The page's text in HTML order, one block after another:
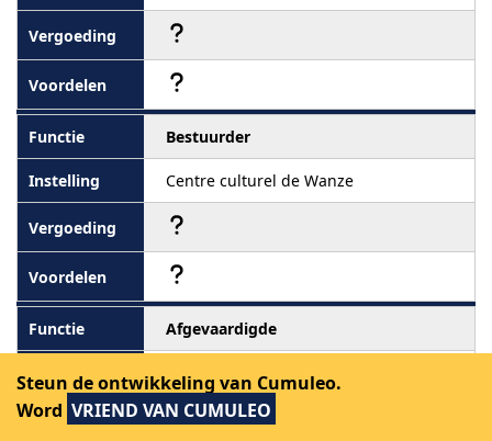
Bestuurder
Centre culturel de Wanze
Afgevaardigde
Maison de la nature et des sciences de
Huy
Steun de ontwikkeling van Cumuleo.
Word VRIEND VAN CUMULEO